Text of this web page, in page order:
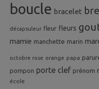
boucle bracelet
décapsuleur fleur fleurs
mamie manchette marin
octobre rose orange papa
pompon porte clef prénom
école